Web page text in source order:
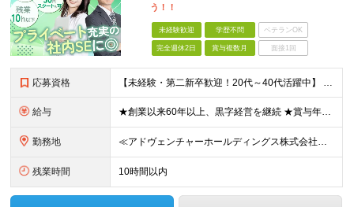
う！！
未経験歓迎 学歴不問 ベテランOK
完全週休2日 賞与複数月 面接1回
応募資格 【未経験・第二新卒歓迎！20代～40代活躍中】 ◆学歴不問 ★こんな方にピッタリ★ ◇携帯ショップや家電製品の販売経験がある方 ◇パソコンが好きな方 ◇ネットワーク関係の学部出身
給与 ★創業以来60年以上、黒字経営を継続 ★賞与年2回あり ◆月給 23万円～30万円＋賞与年2回（業績による） ※経験、能力を考慮の上、相談の上決定します ※固定残業代（月23時間～25時間・32,
勤務地 ≪アドヴェンチャーホールディングス株式会社での雇用・勤務です≫ ≪車・バイク・自転車通勤OK≫ 本社/福岡県福岡市東区多の津2-8-1 AG-1ビル6F (変更の範囲)上記を除く当社関連勤務地
残業時間 10時間以内